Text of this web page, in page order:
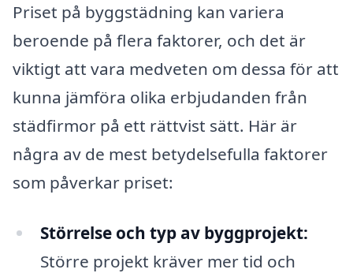
Priset på byggstädning kan variera
beroende på flera faktorer, och det är
viktigt att vara medveten om dessa för att
kunna jämföra olika erbjudanden från
städfirmor på ett rättvist sätt. Här är
några av de mest betydelsefulla faktorer
som påverkar priset:
Störrelse och typ av byggprojekt:
Större projekt kräver mer tid och